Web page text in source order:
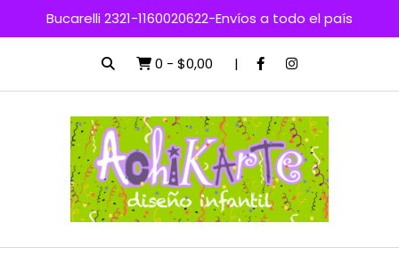
Bucarelli 2321-1160020622-Envíos a todo el país
0 - $0,00